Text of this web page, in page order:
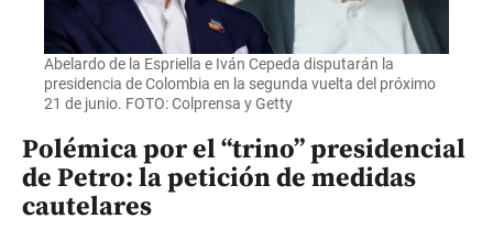
Abelardo de la Espriella e Iván Cepeda disputarán la
presidencia de Colombia en la segunda vuelta del próximo
21 de junio. FOTO: Colprensa y Getty
Polémica por el “trino” presidencial
de Petro: la petición de medidas
cautelares